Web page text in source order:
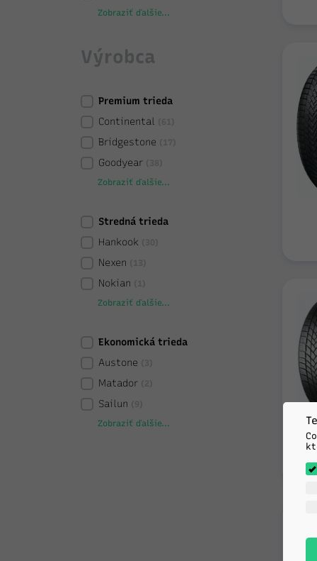
Zobraziť ďalšie...
Výrobca
Premium trieda
Continental
Bridgestone
Goodyear
Zobraziť ďalšie...
Stredná trieda
Hankook
Nexen
Nokian
Zobraziť ďalšie...
Ekonomická trieda
Austone
Matador
Sailun
Zobraziť ďalšie...